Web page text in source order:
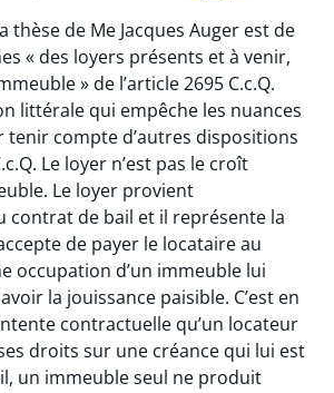
thèse de Me Jacques Auger est de
« des loyers présents et à venir,
» de l’article 2695 C.c.Q.
littérale qui empêche les nuances
tenir compte d’autres dispositions
Le loyer n’est pas le croît
Le loyer provient
contrat de bail et il représente la
de payer le locataire au
occupation d’un immeuble lui
la jouissance paisible. C’est en
contractuelle qu’un locateur
droits sur une créance qui lui est
un immeuble seul ne produit